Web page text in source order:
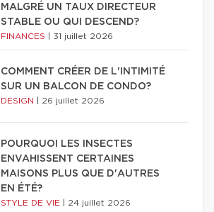
MALGRÉ UN TAUX DIRECTEUR
STABLE OU QUI DESCEND?
FINANCES 31 juillet 2026
COMMENT CRÉER DE L'INTIMITÉ
SUR UN BALCON DE CONDO?
DESIGN 26 juillet 2026
POURQUOI LES INSECTES
ENVAHISSENT CERTAINES
MAISONS PLUS QUE D'AUTRES
EN ÉTÉ?
STYLE DE VIE 24 juillet 2026